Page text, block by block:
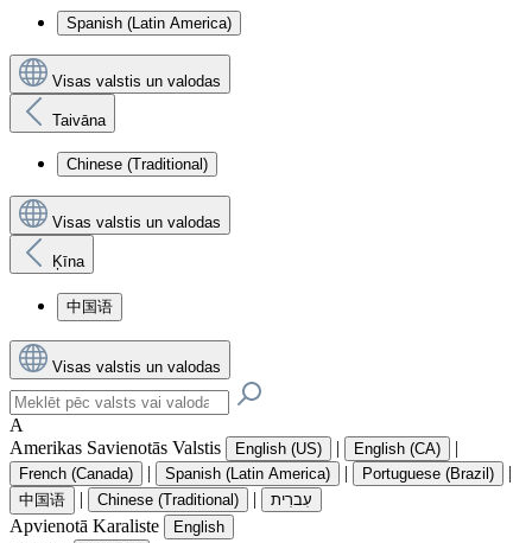
Spanish (Latin America)
Visas valstis un valodas
Taivāna
Chinese (Traditional)
Visas valstis un valodas
Ķīna
中国语
Visas valstis un valodas
A
Amerikas Savienotās Valstis
English (US) | English (CA) |
French (Canada) | Spanish (Latin America) | Portuguese (Brazil) |
中国语 | Chinese (Traditional) | עִברִית
Apvienotā Karaliste English